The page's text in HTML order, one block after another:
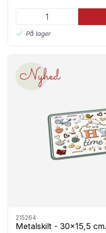
På lager
Nyhed
215264
Metalskilt - 30x15,5